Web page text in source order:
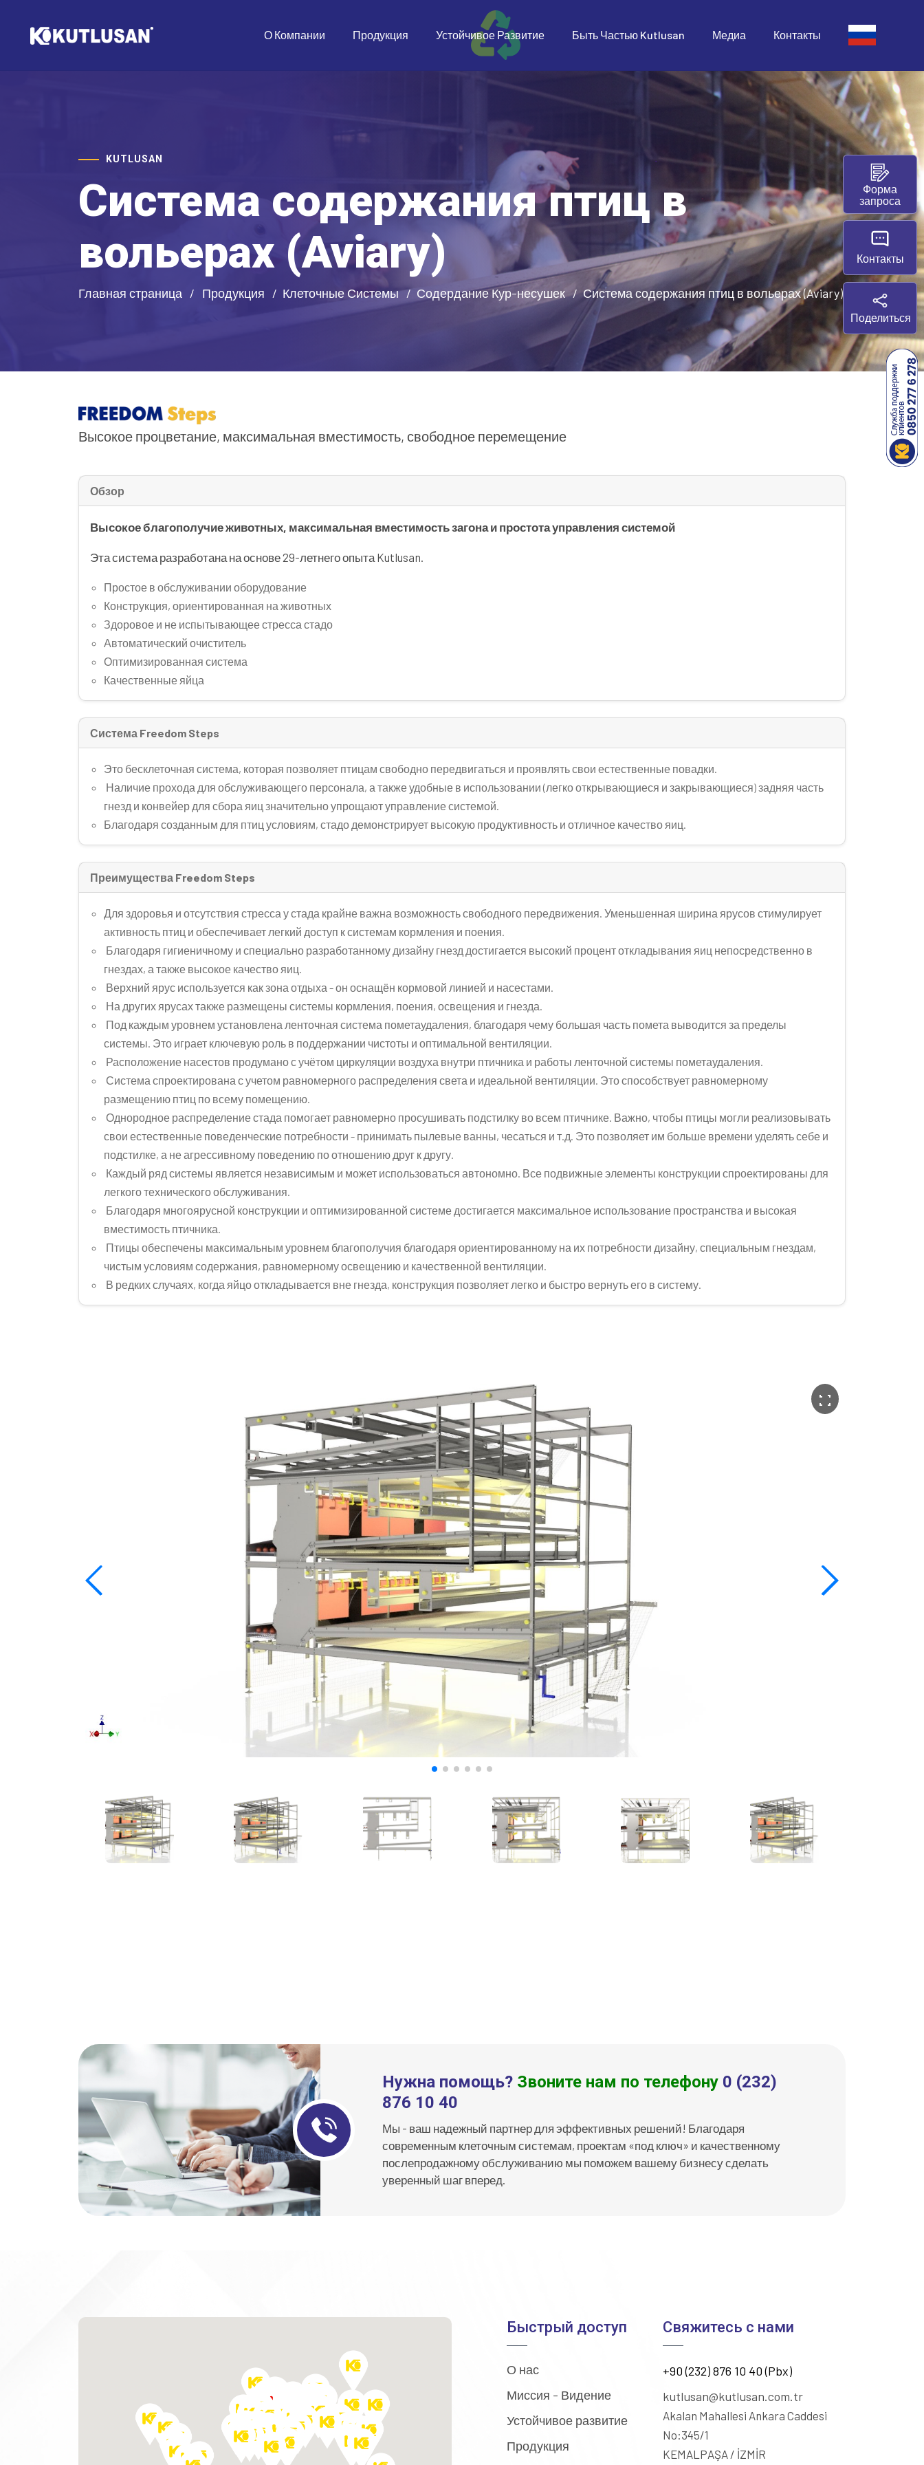
О Компании Продукция Устойчивое Развитие Быть Частью Kutlusan Медиа Контакты
KUTLUSAN
Система содержания птиц в
вольерах (Aviary)
Главная страница Продукция Клеточные Системы Содердание Кур-несушек Система содержания птиц в вольерах (Aviary)
Высокое процветание, максимальная вместимость, свободное перемещение
Обзор
Высокое благополучие животных, максимальная вместимость загона и простота управления системой
Эта система разработана на основе 29-летнего опыта Kutlusan.
Простое в обслуживании оборудование
Конструкция, ориентированная на животных
Здоровое и не испытывающее стресса стадо
Автоматический очиститель
Оптимизированная система
Качественные яйца
Система Freedom Steps
Это бесклеточная система, которая позволяет птицам свободно передвигаться и проявлять свои естественные повадки.
Наличие прохода для обслуживающего персонала, а также удобные в использовании (легко открывающиеся и закрывающиеся) задняя часть
гнезд и конвейер для сбора яиц значительно упрощают управление системой.
Благодаря созданным для птиц условиям, стадо демонстрирует высокую продуктивность и отличное качество яиц.
Преимущества Freedom Steps
Для здоровья и отсутствия стресса у стада крайне важна возможность свободного передвижения. Уменьшенная ширина ярусов стимулирует
активность птиц и обеспечивает легкий доступ к системам кормления и поения.
Благодаря гигиеничному и специально разработанному дизайну гнезд достигается высокий процент откладывания яиц непосредственно в
гнездах, а также высокое качество яиц.
Верхний ярус используется как зона отдыха - он оснащён кормовой линией и насестами.
На других ярусах также размещены системы кормления, поения, освещения и гнезда.
Под каждым уровнем установлена ленточная система пометаудаления, благодаря чему большая часть помета выводится за пределы
системы. Это играет ключевую роль в поддержании чистоты и оптимальной вентиляции.
Расположение насестов продумано с учётом циркуляции воздуха внутри птичника и работы ленточной системы пометаудаления.
Система спроектирована с учетом равномерного распределения света и идеальной вентиляции. Это способствует равномерному
размещению птиц по всему помещению.
Однородное распределение стада помогает равномерно просушивать подстилку во всем птичнике. Важно, чтобы птицы могли реализовывать
свои естественные поведенческие потребности - принимать пылевые ванны, чесаться и т.д. Это позволяет им больше времени уделять себе и
подстилке, а не агрессивному поведению по отношению друг к другу.
Каждый ряд системы является независимым и может использоваться автономно. Все подвижные элементы конструкции спроектированы для
легкого технического обслуживания.
Благодаря многоярусной конструкции и оптимизированной системе достигается максимальное использование пространства и высокая
вместимость птичника.
Птицы обеспечены максимальным уровнем благополучия благодаря ориентированному на их потребности дизайну, специальным гнездам,
чистым условиям содержания, равномерному освещению и качественной вентиляции.
В редких случаях, когда яйцо откладывается вне гнезда, конструкция позволяет легко и быстро вернуть его в систему.
Нужна помощь? Звоните нам по телефону 0 (232)
876 10 40
Мы - ваш надежный партнер для эффективных решений! Благодаря
современным клеточным системам, проектам «под ключ» и качественному
послепродажному обслуживанию мы поможем вашему бизнесу сделать
уверенный шаг вперед.
Быстрый доступ
О нас
Миссия - Видение
Устойчивое развитие
Продукция
Свяжитесь с нами
+90 (232) 876 10 40 (Pbx)
kutlusan@kutlusan.com.tr
Akalan Mahallesi Ankara Caddesi
No:345/1
KEMALPAŞA / İZMİR
Форма
запроса
Контакты
Поделиться